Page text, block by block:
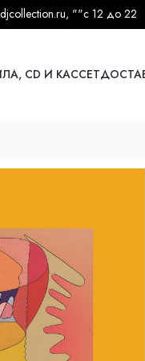
, ""с 12 до 22
CD И КАССЕТ